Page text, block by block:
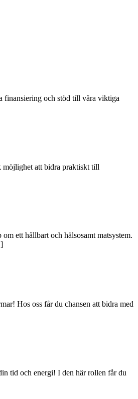
finansiering och stöd till våra viktiga
möjlighet att bidra praktiskt till
ett hållbart och hälsosamt matsystem.
Hos oss får du chansen att bidra med
tid och energi! I den här rollen får du